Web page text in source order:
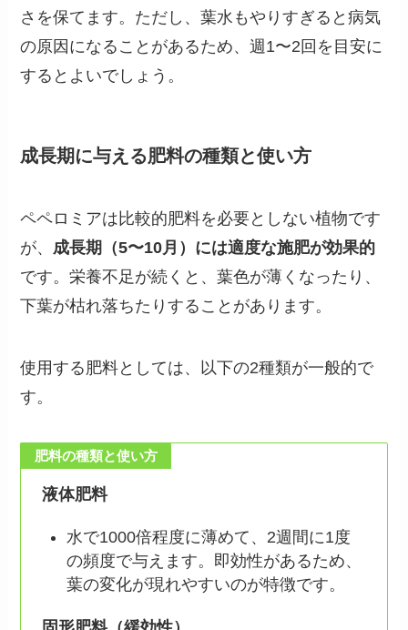
さを保てます。ただし、葉水もやりすぎると病気
の原因になることがあるため、週1〜2回を目安に
するとよいでしょう。
成長期に与える肥料の種類と使い方
ペペロミアは比較的肥料を必要としない植物です
が、 成長期（5〜10月）には適度な施肥が効果的
です。栄養不足が続くと、葉色が薄くなったり、
下葉が枯れ落ちたりすることがあります。
使用する肥料としては、以下の2種類が一般的で
す。
肥料の種類と使い方
液体肥料
水で1000倍程度に薄めて、2週間に1度
の頻度で与えます。即効性があるため、
葉の変化が現れやすいのが特徴です。